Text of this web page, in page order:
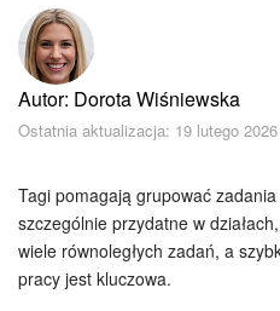
Bezpieczeństwo w
Rejestracja i autoryzacja
Zadania i projekty
CRM
Autor: Dorota Wiśniewska
Ostatnia aktualizacja: 19 lutego 2026
Tagi pomagają grupować
szczególnie przydatne w
wiele równoległych zadań, a
pracy jest kluczowa.